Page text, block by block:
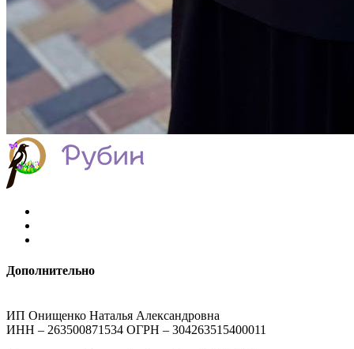
Дополнительно
ИП Онищенко Наталья Александровна
ИНН – 263500871534 ОГРН – 304263515400011